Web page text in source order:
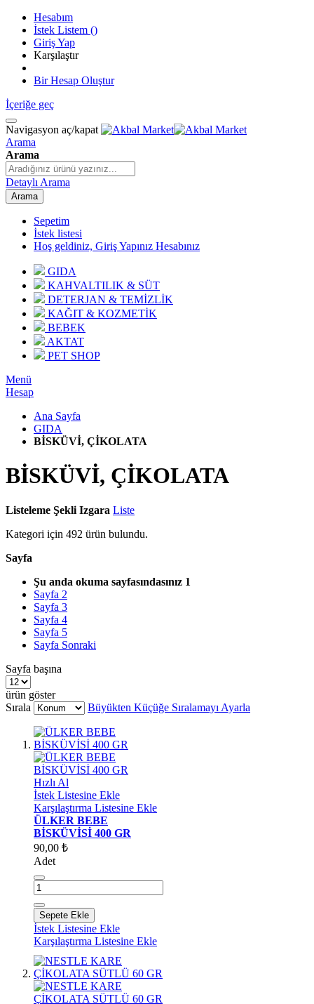
Hesabım
İstek Listem ()
Giriş Yap
Karşılaştır
Bir Hesap Oluştur
İçeriğe geç
Navigasyon aç/kapat
Arama
Arama
Detaylı Arama
Arama
Sepetim
İstek listesi
Hoş geldiniz, Giriş Yapınız Hesabınız
GIDA
KAHVALTILIK & SÜT
DETERJAN & TEMİZLİK
KAĞIT & KOZMETİK
BEBEK
AKTAT
PET SHOP
Menü
Hesap
Ana Sayfa
GIDA
BİSKÜVİ, ÇİKOLATA
BİSKÜVİ, ÇİKOLATA
Listeleme Şekli Izgara Liste
Kategori için 492 ürün bulundu.
Sayfa
Şu anda okuma sayfasındasınız 1
Sayfa 2
Sayfa 3
Sayfa 4
Sayfa 5
Sayfa Sonraki
Sayfa başına
ürün göster
Sırala
Büyükten Küçüğe Sıralamayı Ayarla
Hızlı Al
İstek Listesine Ekle
Karşılaştırma Listesine Ekle
ÜLKER BEBE
BİSKÜVİSİ 400 GR
90,00 ₺
Adet
Sepete Ekle
İstek Listesine Ekle
Karşılaştırma Listesine Ekle